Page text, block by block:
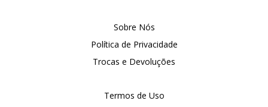
Sobre Nós
Política de Privacidade
Trocas e Devoluções
Termos de Uso